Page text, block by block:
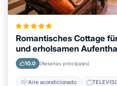
Romantisches Cottage
und erholsamen
10.0 (Reseñas principales)
Aire acondicionado